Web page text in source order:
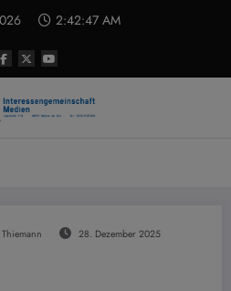
2:42:48 AM
28. Dezember 2025